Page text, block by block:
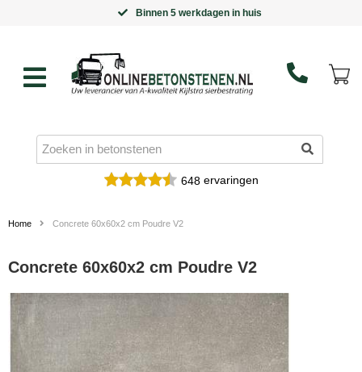
Binnen 5 werkdagen in huis
648ervaringen
Home Concrete 60x60x2 cm Poudre V2
Concrete 60x60x2 cm Poudre V2